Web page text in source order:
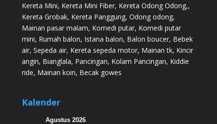
Kereta Mini, Kereta Mini Fiber, Kereta Odong Odong,,
Kereta Grobak, Kereta Panggung, Odong odong,
Mainan pasar malam, Komedi putar, Komedi putar
mini, Rumah balon, Istana balon, Balon boucer, Bebek
air, Sepeda air, Kereta sepeda motor, Mainan tk, Kincir
angin, Bianglala, Pancingan, Kolam Pancingan, Kiddie
ride, Mainan koin, Becak gowes
Kalender
Agustus 2026